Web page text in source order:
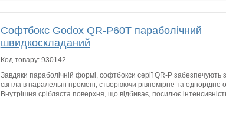
Софтбокс Godox QR-P60T параболічний
швидкоскладаний
Код товару: 930142
Завдяки параболічній формі, софтбокси серії QR-P забезпечують
світла в паралельні промені, створюючи рівномірне та однорідне
Внутрішня срібляста поверхня, що відбиває, посилює